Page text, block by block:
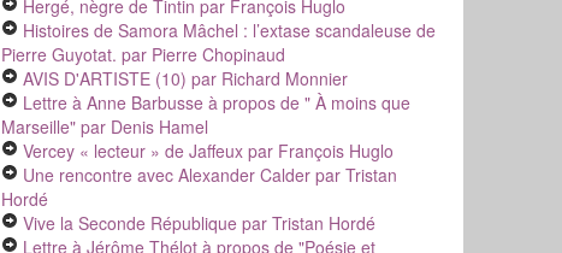
Hergé, nègre de Tintin par François Huglo
Histoires de Samora Mâchel : l’extase scandaleuse de
Pierre Guyotat. par Pierre Chopinaud
AVIS D'ARTISTE (10) par Richard Monnier
Lettre à Anne Barbusse à propos de " À moins que
Marseille"par Denis Hamel
Vercey « lecteur » de Jaffeuxpar François Huglo
Une rencontre avec Alexander Calderpar Tristan
Hordé
Vive la Seconde Républiquepar Tristan Hordé
Lettre à Jérôme Thélot à propos de "Poésie et